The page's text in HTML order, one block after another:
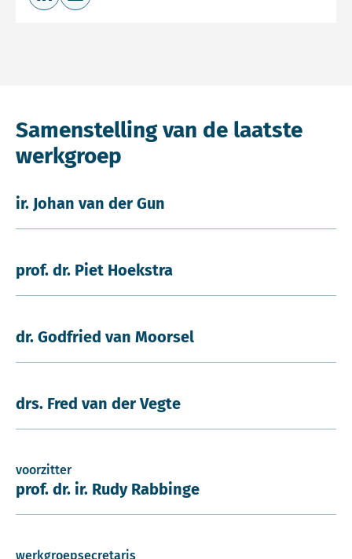
Deel op LinkedIn
Deel via e-mail
Samenstelling van de laatste
werkgroep
ir. Johan van der Gun
prof. dr. Piet Hoekstra
dr. Godfried van Moorsel
drs. Fred van der Vegte
voorzitter
prof. dr. ir. Rudy Rabbinge
werkgroepsecretaris